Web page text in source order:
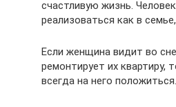
счастливую жизнь.
реализоваться как в
Если женщина видит во
ремонтирует их квартиру,
всегда на него положиться.